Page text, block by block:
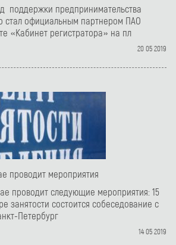
поддержки предпринимательства
стал официальным партнером ПАО
«Кабинет регистратора» на пл
20 05 2019
проводит мероприятия
проводит следующие мероприятия: 15
занятости состоится собеседование с
Петербург
14 05 2019